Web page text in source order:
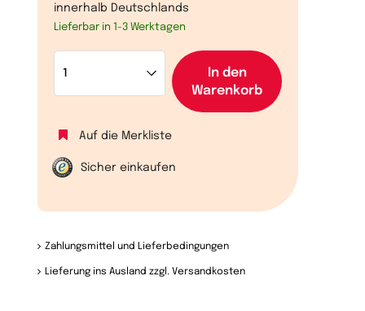
innerhalb Deutschlands
Lieferbar in 1-3 Werktagen
In den
Warenkorb
Auf die Merkliste
Sicher einkaufen
Zahlungsmittel und Lieferbedingungen
Lieferung ins Ausland zzgl. Versandkosten